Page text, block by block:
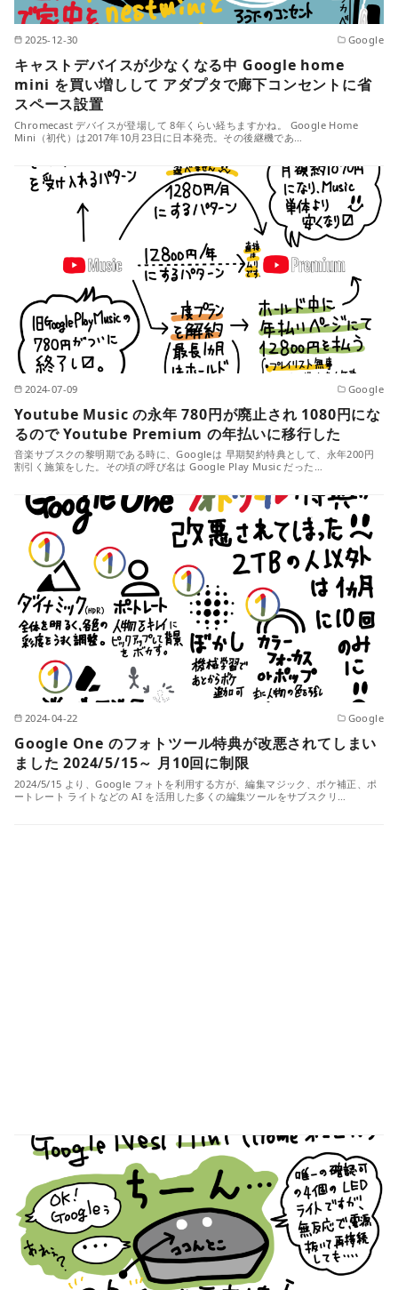
2025-12-30 Google
キャストデバイスが少なくなる中 Google home
mini を買い増しして アダプタで廊下コンセントに省
スペース設置
Chromecast デバイスが登場して 8年くらい経ちますかね。 Google Home
Mini（初代）は2017年10月23日に日本発売。その後継機であ…
2024-07-09 Google
Youtube Music の永年 780円が廃止され 1080円にな
るので Youtube Premium の年払いに移行した
音楽サブスクの黎明期である時に、Googleは 早期契約特典として、永年200円
割引く施策をした。その頃の呼び名は Google Play Music だった…
2024-04-22 Google
Google One のフォトツール特典が改悪されてしまい
ました 2024/5/15～ 月10回に制限
2024/5/15 より、Google フォトを利用する方が、編集マジック、ボケ補正、ポ
ートレート ライトなどの AI を活用した多くの編集ツールをサブスクリ…